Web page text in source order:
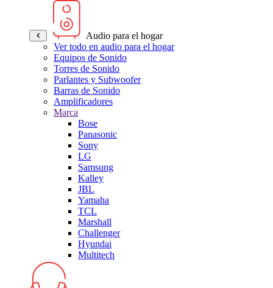
Audio para el hogar
Ver todo en audio para el hogar
Equipos de Sonido
Torres de Sonido
Parlantes y Subwoofer
Barras de Sonido
Amplificadores
Marca
Bose
Panasonic
Sony
LG
Samsung
Kalley
JBL
Yamaha
TCL
Marshall
Challenger
Hyundai
Multitech